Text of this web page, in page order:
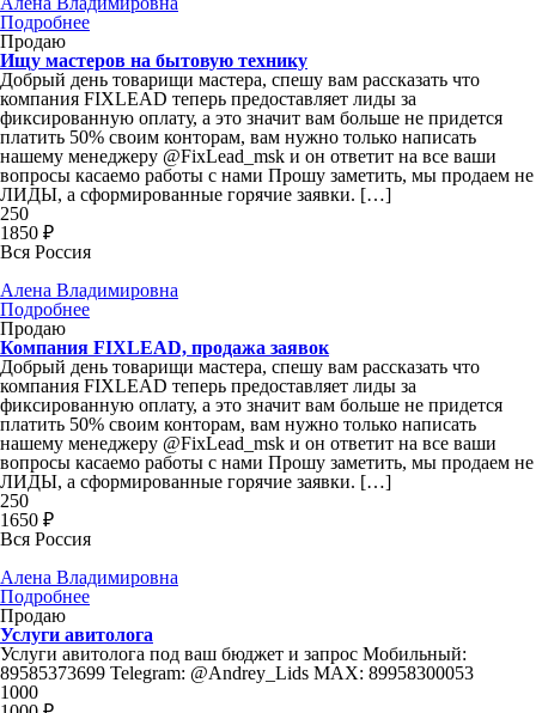
Подробнее
Продаю
Ищу мастеров на бытовую технику
Добрый день товарищи мастера, спешу вам рассказать что
компания FIXLEAD теперь предоставляет лиды за
фиксированную оплату, а это значит вам больше не придется
платить 50% своим конторам, вам нужно только написать
нашему менеджеру @FixLead_msk и он ответит на все ваши
вопросы касаемо работы с нами Прошу заметить, мы продаем не
ЛИДЫ, а сформированные горячие заявки. […]
250
1850 ₽
Вся Россия
Алена Владимировна
Подробнее
Продаю
Компания FIXLEAD, продажа заявок
Добрый день товарищи мастера, спешу вам рассказать что
компания FIXLEAD теперь предоставляет лиды за
фиксированную оплату, а это значит вам больше не придется
платить 50% своим конторам, вам нужно только написать
нашему менеджеру @FixLead_msk и он ответит на все ваши
вопросы касаемо работы с нами Прошу заметить, мы продаем не
ЛИДЫ, а сформированные горячие заявки. […]
250
1650 ₽
Вся Россия
Алена Владимировна
Подробнее
Продаю
Услуги авитолога
Услуги авитолога под ваш бюджет и запрос Мобильный:
89585373699 Telegram: @Andrey_Lids MAX: 89958300053
1000